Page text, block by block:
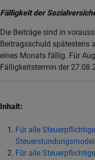
Fälligkeit der
Die Beiträge sind in
Beitragsschuld spätestens
eines Monats fällig. Für
Fälligkeitstermin der
Inhalt:
Für alle
Für alle